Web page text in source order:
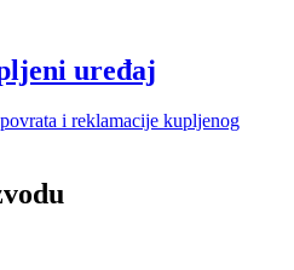
uređaj
i reklamacije kupljenog